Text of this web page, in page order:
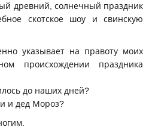
древний, солнечный праздник
скотское шоу и свинскую
указывает на правоту моих
происхождении праздника
до наших дней?
и дед Мороз?